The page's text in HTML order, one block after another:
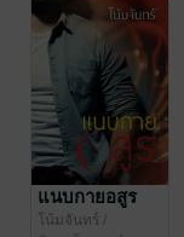
แนบกายอสูร
โน้มจันทร์ /